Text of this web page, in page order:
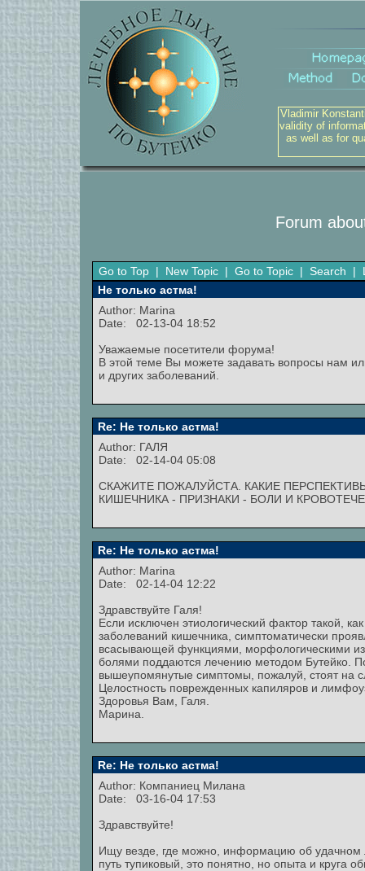
Vladimir
validity of
as well as for
Forum
Go to Top | New Topic | Go to Topic | Search |
Не только астма!
Author: Marina
Date: 02-13-04 18:52
Уважаемые посетители форума!
В этой теме Вы можете задавать вопросы нам
и других заболеваний.
Re: Не только астма!
Author: ГАЛЯ
Date: 02-14-04 05:08
СКАЖИТЕ ПОЖАЛУЙСТА. КАКИЕ
КИШЕЧНИКА - ПРИЗНАКИ - БОЛИ И
Re: Не только астма!
Author: Marina
Date: 02-14-04 12:22
Здравствуйте Галя!
Если исключен этиологический фактор такой,
заболеваний кишечника, симптоматически
всасывающей функциями, морфологическими
болями поддаются лечению методом Бутейко.
вышеупомянутые симптомы, пожалуй, стоят на
Целостность поврежденных капиляров и
Здоровья Вам, Галя.
Марина.
Re: Не только астма!
Author: Компаниец Милана
Date: 03-16-04 17:53
Здравствуйте!
Ищу везде, где можно, информацию об удачном
путь тупиковый, это понятно, но опыта и